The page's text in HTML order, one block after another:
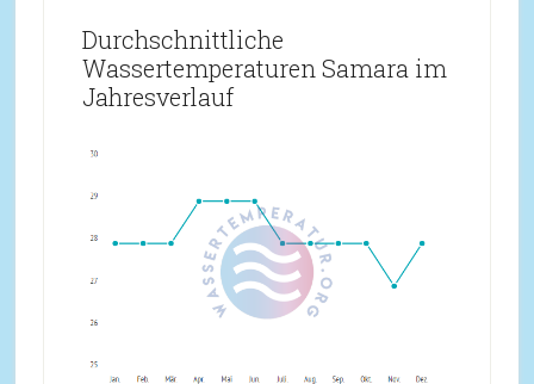
Durchschnittliche
Wassertemperaturen Samara im
Jahresverlauf